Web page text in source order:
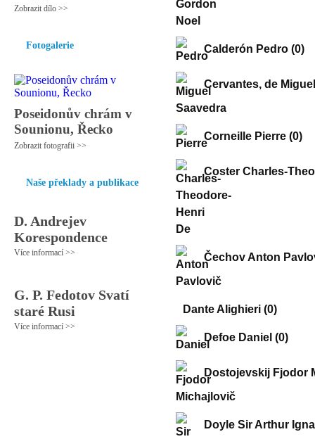
Zobrazit dílo >>
Fotogalerie
Poseidonův chrám v
Sounionu, Řecko
Zobrazit fotografii >>
Naše překlady a publikace
D. Andrejev
Korespondence
Více informací >>
G. P. Fedotov Svatí
staré Rusi
Více informací >>
Calderón Pedro (0)
Cervantes, de
Corneille Pierre (0)
Coster Charles-
Čechov Anton
Dante Alighieri (0)
Defoe Daniel (0)
Dostojevskij Fjodor
Doyle Sir Arthur